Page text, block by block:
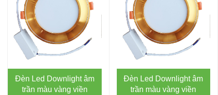
Đèn Led Downlight âm
trần màu vàng viền
Đèn Led Downlight âm
trần màu vàng viền